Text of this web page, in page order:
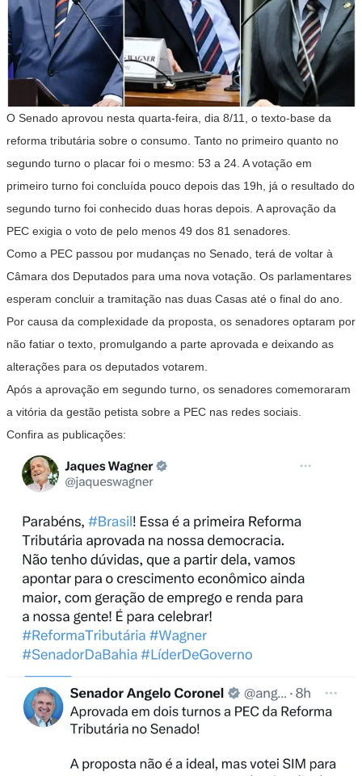
O Senado aprovou nesta quarta-feira, dia 8/11, o texto-base da
reforma tributária sobre o consumo. Tanto no primeiro quanto no
segundo turno o placar foi o mesmo: 53 a 24. A votação em
primeiro turno foi concluída pouco depois das 19h, já o resultado do
segundo turno foi conhecido duas horas depois. A aprovação da
PEC exigia o voto de pelo menos 49 dos 81 senadores.
Como a PEC passou por mudanças no Senado, terá de voltar à
Câmara dos Deputados para uma nova votação. Os parlamentares
esperam concluir a tramitação nas duas Casas até o final do ano.
Por causa da complexidade da proposta, os senadores optaram por
não fatiar o texto, promulgando a parte aprovada e deixando as
alterações para os deputados votarem.
Após a aprovação em segundo turno, os senadores comemoraram
a vitória da gestão petista sobre a PEC nas redes sociais.
Confira as publicações: